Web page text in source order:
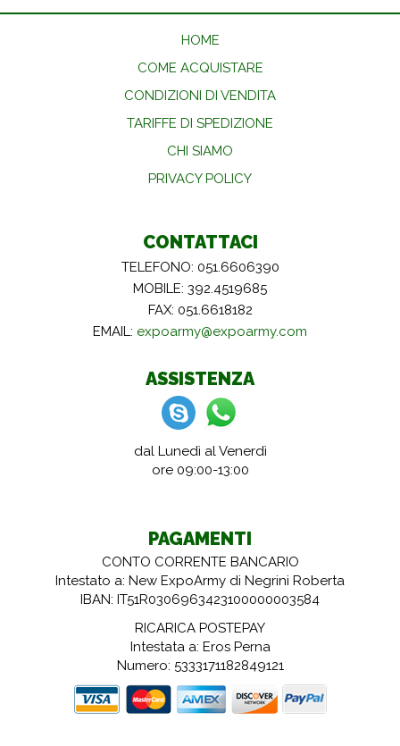
HOME
COME ACQUISTARE
CONDIZIONI DI VENDITA
TARIFFE DI SPEDIZIONE
CHI SIAMO
PRIVACY POLICY
CONTATTACI
TELEFONO: 051.6606390
MOBILE: 392.4519685
FAX: 051.6618182
EMAIL: expoarmy@expoarmy.com
ASSISTENZA
dal Lunedì al Venerdì
ore 09:00-13:00
PAGAMENTI
CONTO CORRENTE BANCARIO
Intestato a: New ExpoArmy di Negrini Roberta
IBAN: IT51R0306963423100000003584
RICARICA POSTEPAY
Intestata a: Eros Perna
Numero: 5333171182849121